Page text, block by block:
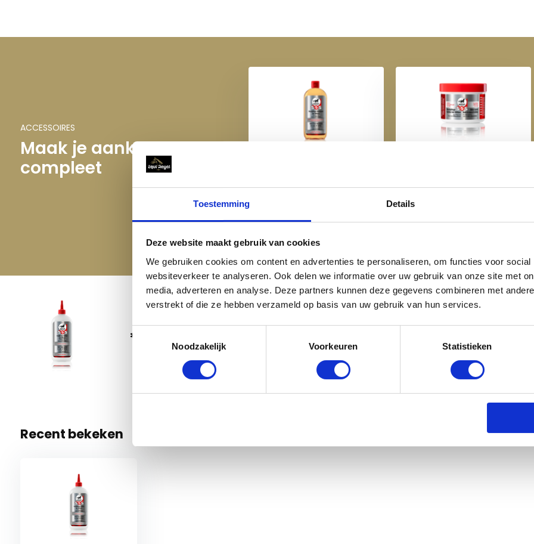
Toestemming Details
Deze website maakt gebruik van cookies
We gebruiken cookies om content en advertenties te personaliseren, om functies voor
websiteverkeer te analyseren. Ook delen we informatie over uw gebruik van onze site met
media, adverteren en analyse. Deze partners kunnen deze gegevens combineren met
verstrekt of die ze hebben verzameld op basis van uw gebruik van hun services.
Toestemmingsselectie
Noodzakelijk
Voorkeuren Statistieken
Panthenol (provitamine B5) heeft hydraterende en verzachtende eigenschappen. Het
ondersteunt huidregeneratie, verlicht huidirritaties en versterkt het haar.
ACCESSOIRES
Maak je aankoop
compleet
500 ml
€ 19,95
5 Op voorraad: voor 17:00 besteld = morgen in huis
Recent bekeken